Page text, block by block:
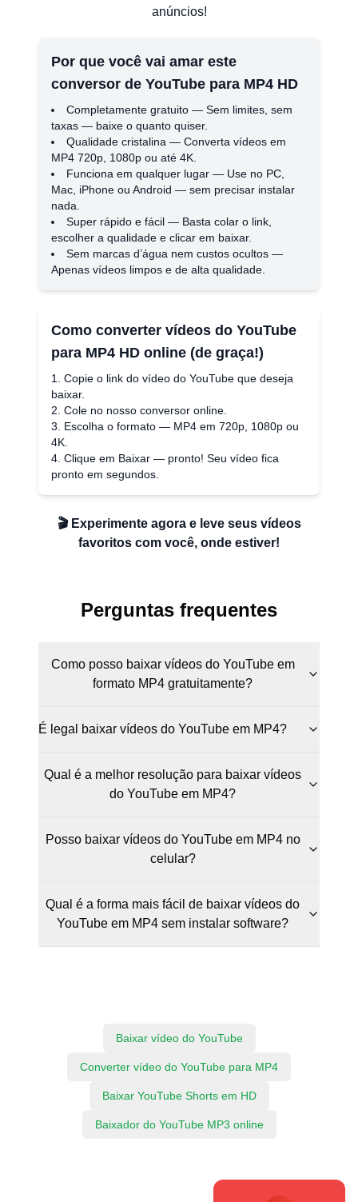
anúncios!
Por que você vai amar este
conversor de YouTube para MP4 HD
Completamente gratuito — Sem limites, sem
taxas — baixe o quanto quiser.
Qualidade cristalina — Converta vídeos em
MP4 720p, 1080p ou até 4K.
Funciona em qualquer lugar — Use no PC,
Mac, iPhone ou Android — sem precisar instalar
nada.
Super rápido e fácil — Basta colar o link,
escolher a qualidade e clicar em baixar.
Sem marcas d’água nem custos ocultos —
Apenas vídeos limpos e de alta qualidade.
Como converter vídeos do YouTube
para MP4 HD online (de graça!)
Copie o link do vídeo do YouTube que deseja
baixar.
Cole no nosso conversor online.
Escolha o formato — MP4 em 720p, 1080p ou
4K.
Clique em Baixar — pronto! Seu vídeo fica
pronto em segundos.
🎬 Experimente agora e leve seus vídeos
favoritos com você, onde estiver!
Perguntas frequentes
Como posso baixar vídeos do YouTube em
formato MP4 gratuitamente?
É legal baixar vídeos do YouTube em MP4?
Qual é a melhor resolução para baixar vídeos
do YouTube em MP4?
Posso baixar vídeos do YouTube em MP4 no
celular?
Qual é a forma mais fácil de baixar vídeos do
YouTube em MP4 sem instalar software?
Baixar vídeo do YouTube
Converter vídeo do YouTube para MP4
Baixar YouTube Shorts em HD
Baixador do YouTube MP3 online